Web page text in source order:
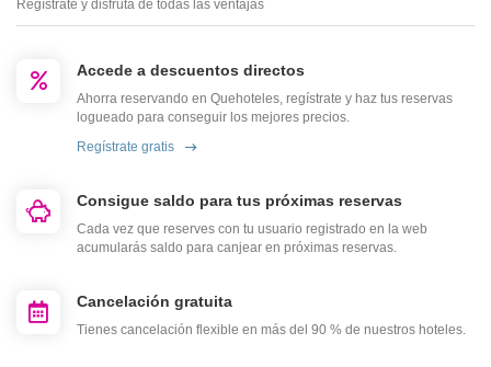
Regístrate y disfruta de todas las ventajas
Accede a descuentos directos
Ahorra reservando en Quehoteles, regístrate y haz tus reservas
logueado para conseguir los mejores precios.
Regístrate gratis
Consigue saldo para tus próximas reservas
Cada vez que reserves con tu usuario registrado en la web
acumularás saldo para canjear en próximas reservas.
Cancelación gratuita
Tienes cancelación flexible en más del 90 % de nuestros hoteles.